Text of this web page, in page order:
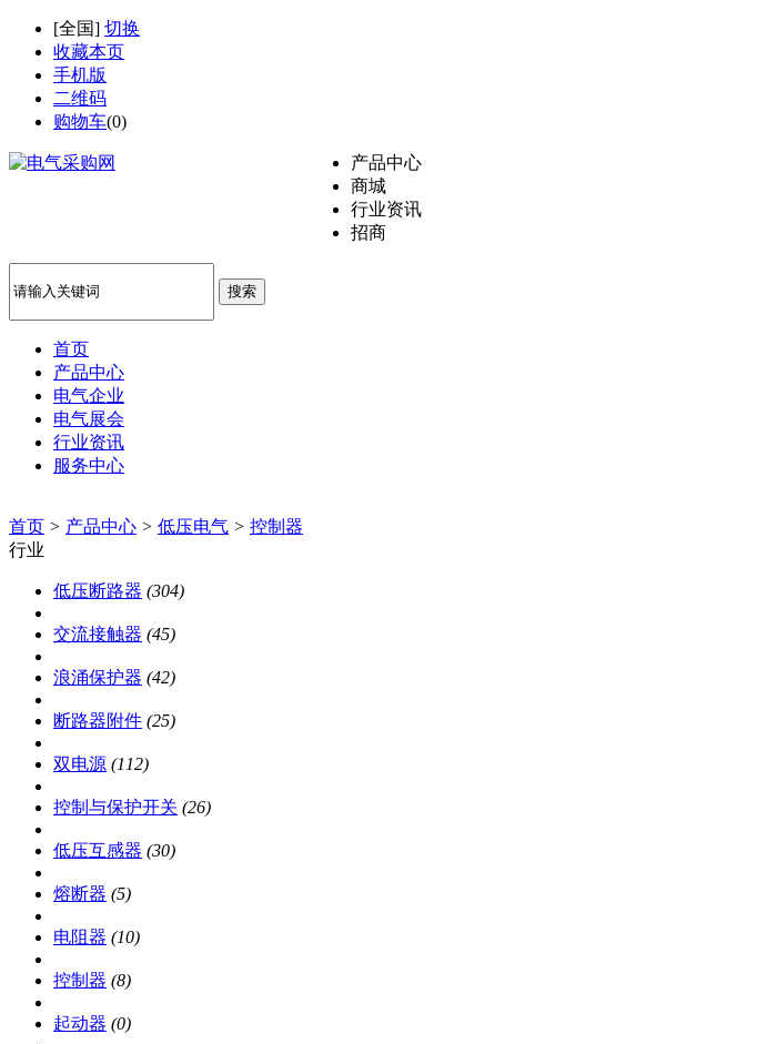
[全国] 切换
收藏本页
手机版
二维码
购物车(0)
产品中心
商城
行业资讯
招商
搜索
首页
产品中心
电气企业
电气展会
行业资讯
服务中心
首页 > 产品中心 > 低压电气 > 控制器
行业
低压断路器 (304)
交流接触器 (45)
浪涌保护器 (42)
断路器附件 (25)
双电源 (112)
控制与保护开关 (26)
低压互感器 (30)
熔断器 (5)
电阻器 (10)
控制器 (8)
起动器 (0)